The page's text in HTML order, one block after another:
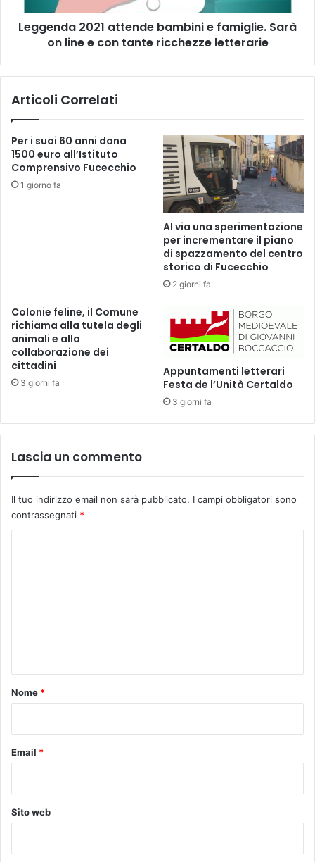
i
,
B
u
s
o
t
a
n
z
e
r
i
5
5
a
n
a
n
a
c
i
t
t
d
e
b
a
a
m
i
g
l
i
S
r
n
l
i
t
e
r
c
c
h
z
z
e
e
Leggenda 2021 attende bambini e famiglie. Sarà
on line e con tante ricchezze letterarie
Articoli Correlati
Per i suoi 60 anni dona
1500 euro all’Istituto
Comprensivo Fucecchio
1 giorno fa
Al via una sperimentazione
per incrementare il piano
di spazzamento del centro
storico di Fucecchio
2 giorni fa
Colonie feline, il Comune
richiama alla tutela degli
animali e alla
collaborazione dei
cittadini
3 giorni fa
Appuntamenti letterari
Festa de l’Unità Certaldo
3 giorni fa
Lascia un commento
Il tuo indirizzo email non sarà pubblicato. I campi obbligatori sono
contrassegnati *
o
Nome *
Email *
Sito web